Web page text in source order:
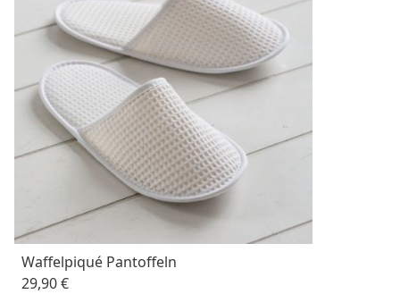
Waffelpiqué Pantoffeln
29,90 €